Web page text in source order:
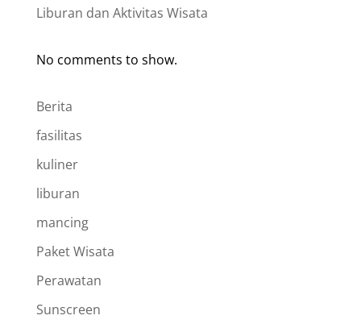
Liburan dan Aktivitas Wisata
No comments to show.
Berita
fasilitas
kuliner
liburan
mancing
Paket Wisata
Perawatan
Sunscreen